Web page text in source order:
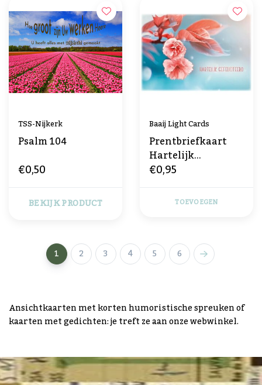
TSS-Nijkerk
Psalm 104
€0,50
BEKIJK PRODUCT
Baaij Light Cards
Prentbriefkaart
Hartelijk
Gefeliciteerd
€0,95
TOEVOEGEN
1 2 3 4 5 6
Ansichtkaarten met korten humoristische spreuken of
kaarten met gedichten: je treft ze aan onze webwinkel.